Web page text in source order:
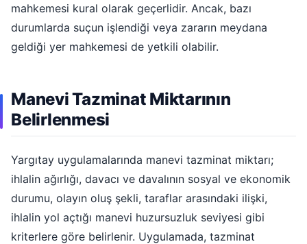
mahkemesi kural olarak geçerlidir. Ancak, bazı
durumlarda suçun işlendiği veya zararın meydana
geldiği yer mahkemesi de yetkili olabilir.
Manevi Tazminat Miktarının
Belirlenmesi
Yargıtay uygulamalarında manevi tazminat miktarı;
ihlalin ağırlığı, davacı ve davalının sosyal ve ekonomik
durumu, olayın oluş şekli, taraflar arasındaki ilişki,
ihlalin yol açtığı manevi huzursuzluk seviyesi gibi
kriterlere göre belirlenir. Uygulamada, tazminat